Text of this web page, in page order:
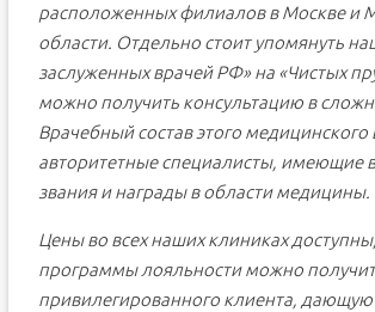
расположенных филиалов в Москве и
области. Отдельно стоит упомянуть
заслуженных врачей РФ» на «Чистых
можно получить консультацию в
Врачебный состав этого
авторитетные специалисты, имеющие
звания и награды в области медицины.
Цены во всех наших клиниках
программы лояльности можно
привилегированного клиента, дающую